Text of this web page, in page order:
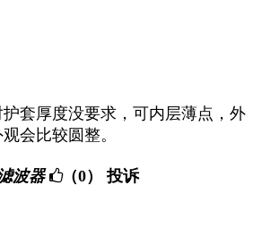
套厚度没要求，可内层薄点，外
会比较圆整。
波器 （0） 投诉